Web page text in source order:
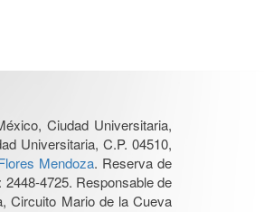
Ciudad Universitaria,
Universitaria, C.P. 04510,
Mendoza. Reserva de
4725. Responsable de
Circuito Mario de la Cueva